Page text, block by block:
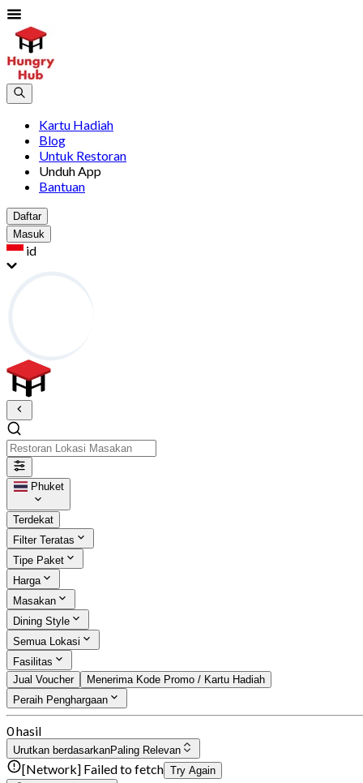
Kartu Hadiah
Blog
Untuk Restoran
Unduh App
Bantuan
Daftar
Masuk
id
Phuket
Terdekat
Filter Teratas
Tipe Paket
Harga
Masakan
Dining Style
Semua Lokasi
Fasilitas
Jual Voucher
Menerima Kode Promo / Kartu Hadiah
Peraih Penghargaan
0 hasil
Urutkan berdasarkanPaling Relevan
[Network] Failed to fetch Try Again